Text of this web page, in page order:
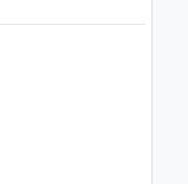
Sevda